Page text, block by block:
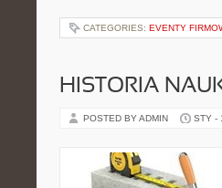
CATEGORIES: EVENTY
HISTORIA
POSTED BY ADMIN STY -